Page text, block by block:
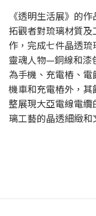
《透明生活展》的
拓觀者對琉璃材質
作，完成七件晶透
靈魂人物—銅線和漆
為手機、充電樁、
機車和充電樁外，
整展現大亞電線電
璃工藝的晶透細緻和